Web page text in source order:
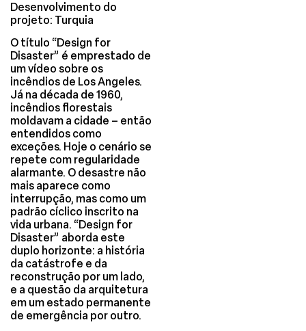
Desenvolvimento do
projeto: Turquia
O título “Design for
Disaster” é emprestado de
um vídeo sobre os
incêndios de Los Angeles.
Já na década de 1960,
incêndios florestais
moldavam a cidade – então
entendidos como
exceções. Hoje o cenário se
repete com regularidade
alarmante. O desastre não
mais aparece como
interrupção, mas como um
padrão cíclico inscrito na
vida urbana. “Design for
Disaster” aborda este
duplo horizonte: a história
da catástrofe e da
reconstrução por um lado,
e a questão da arquitetura
em um estado permanente
de emergência por outro.